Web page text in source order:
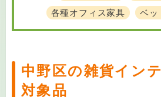
各種オフィス家具
ベッ
中野区の雑貨イン
対象品